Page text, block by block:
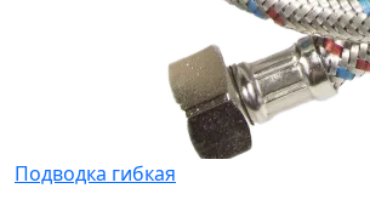
Подводка гибкая